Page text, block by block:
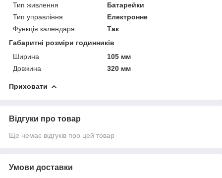
Тип живлення
Батарейки
Тип управління
Електронне
Функція календаря
Так
Габаритні розміри годинників
Ширина
105 мм
Довжина
320 мм
Приховати
Відгуки про товар
Ще немає відгуків про цей товар
Умови доставки